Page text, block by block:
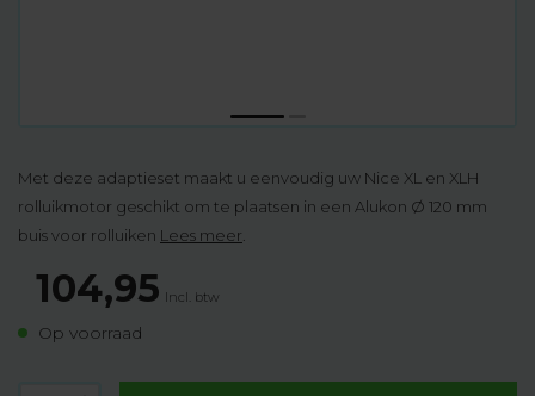
Met deze adaptieset maakt u eenvoudig uw Nice XL en XLH
rolluikmotor geschikt om te plaatsen in een Alukon Ø 120 mm
buis voor rolluiken Lees meer
104,95 Incl. btw
Op voorraad